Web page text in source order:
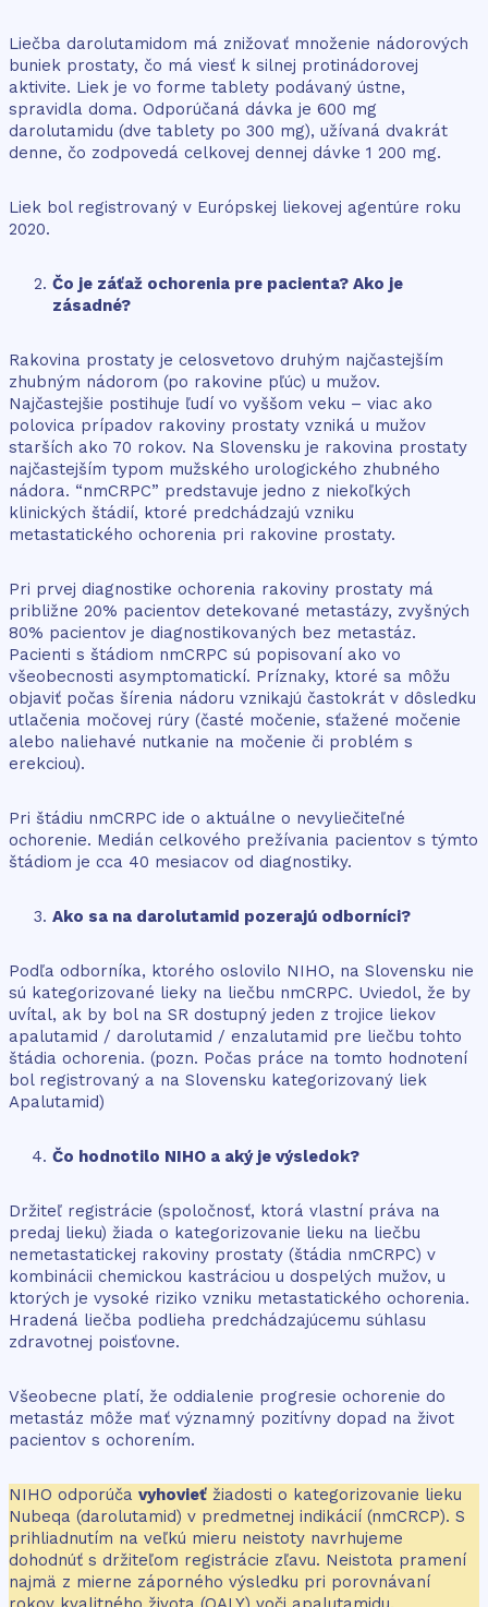
Liečba darolutamidom má znižovať množenie nádorových
buniek prostaty, čo má viesť k silnej protinádorovej
aktivite. Liek je vo forme tablety podávaný ústne,
spravidla doma. Odporúčaná dávka je 600 mg
darolutamidu (dve tablety po 300 mg), užívaná dvakrát
denne, čo zodpovedá celkovej dennej dávke 1 200 mg.
Liek bol registrovaný v Európskej liekovej agentúre roku
2020.
Čo je záťaž ochorenia pre pacienta? Ako je
zásadné?
Rakovina prostaty je celosvetovo druhým najčastejším
zhubným nádorom (po rakovine pľúc) u mužov.
Najčastejšie postihuje ľudí vo vyššom veku – viac ako
polovica prípadov rakoviny prostaty vzniká u mužov
starších ako 70 rokov. Na Slovensku je rakovina prostaty
najčastejším typom mužského urologického zhubného
nádora. “nmCRPC” predstavuje jedno z niekoľkých
klinických štádií, ktoré predchádzajú vzniku
metastatického ochorenia pri rakovine prostaty.
Pri prvej diagnostike ochorenia rakoviny prostaty má
približne 20% pacientov detekované metastázy, zvyšných
80% pacientov je diagnostikovaných bez metastáz.
Pacienti s štádiom nmCRPC sú popisovaní ako vo
všeobecnosti asymptomatickí. Príznaky, ktoré sa môžu
objaviť počas šírenia nádoru vznikajú častokrát v dôsledku
utlačenia močovej rúry (časté močenie, sťažené močenie
alebo naliehavé nutkanie na močenie či problém s
erekciou).
Pri štádiu nmCRPC ide o aktuálne o nevyliečiteľné
ochorenie. Medián celkového prežívania pacientov s týmto
štádiom je cca 40 mesiacov od diagnostiky.
Ako sa na darolutamid pozerajú odborníci?
Podľa odborníka, ktorého oslovilo NIHO, na Slovensku nie
sú kategorizované lieky na liečbu nmCRPC. Uviedol, že by
uvítal, ak by bol na SR dostupný jeden z trojice liekov
apalutamid / darolutamid / enzalutamid pre liečbu tohto
štádia ochorenia. (pozn. Počas práce na tomto hodnotení
bol registrovaný a na Slovensku kategorizovaný liek
Apalutamid)
Čo hodnotilo NIHO a aký je výsledok?
Držiteľ registrácie (spoločnosť, ktorá vlastní práva na
predaj lieku) žiada o kategorizovanie lieku na liečbu
nemetastatickej rakoviny prostaty (štádia nmCRPC) v
kombinácii chemickou kastráciou u dospelých mužov, u
ktorých je vysoké riziko vzniku metastatického ochorenia.
Hradená liečba podlieha predchádzajúcemu súhlasu
zdravotnej poisťovne.
Všeobecne platí, že oddialenie progresie ochorenie do
metastáz môže mať významný pozitívny dopad na život
pacientov s ochorením.
NIHO odporúča vyhovieť žiadosti o kategorizovanie lieku
Nubeqa (darolutamid) v predmetnej indikácií (nmCRCP). S
prihliadnutím na veľkú mieru neistoty navrhujeme
dohodnúť s držiteľom registrácie zľavu. Neistota pramení
najmä z mierne záporného výsledku pri porovnávaní